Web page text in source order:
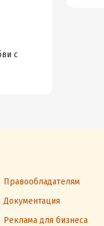
с
Правообладателям
Документация
Реклама для бизнеса